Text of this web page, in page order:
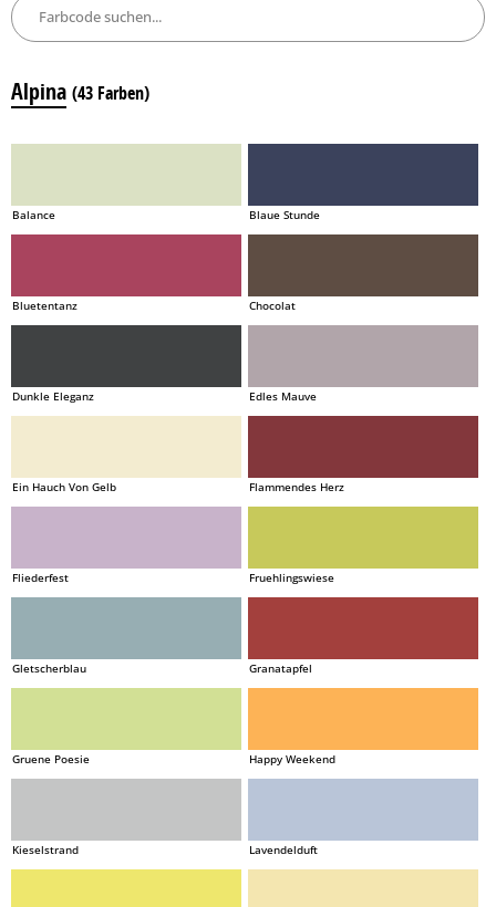
Alpina (43 Farben)
Balance Blaue Stunde
Bluetentanz Chocolat
Dunkle Eleganz Edles Mauve
Ein Hauch Von Gelb Flammendes Herz
Fliederfest Fruehlingswiese
Gletscherblau Granatapfel
Gruene Poesie Happy Weekend
Kieselstrand Lavendelduft